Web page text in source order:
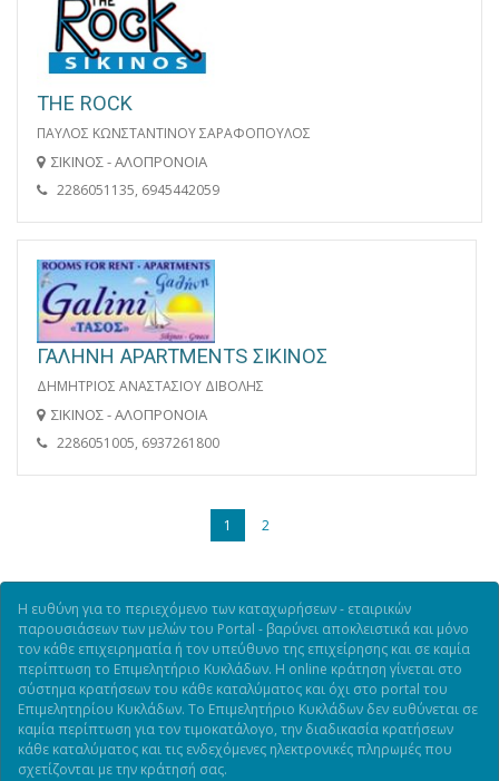
THE ROCK
ΠΑΥΛΟΣ ΚΩΝΣΤΑΝΤΙΝΟΥ ΣΑΡΑΦΟΠΟΥΛΟΣ
ΣΙΚΙΝΟΣ - ΑΛΟΠΡΟΝΟΙΑ
2286051135, 6945442059
ΓΑΛΗΝΗ APARTMENTS ΣΙΚΙΝΟΣ
ΔΗΜΗΤΡΙΟΣ ΑΝΑΣΤΑΣΙΟΥ ΔΙΒΟΛΗΣ
ΣΙΚΙΝΟΣ - ΑΛΟΠΡΟΝΟΙΑ
2286051005, 6937261800
1 2
Η ευθύνη για το περιεχόμενο των καταχωρήσεων - εταιρικών
παρουσιάσεων των μελών του Portal - βαρύνει αποκλειστικά και μόνο
τον κάθε επιχειρηματία ή τον υπεύθυνο της επιχείρησης και σε καμία
περίπτωση το Επιμελητήριο Κυκλάδων. Η online κράτηση γίνεται στο
σύστημα κρατήσεων του κάθε καταλύματος και όχι στο portal του
Επιμελητηρίου Κυκλάδων. Το Επιμελητήριο Κυκλάδων δεν ευθύνεται σε
καμία περίπτωση για τον τιμοκατάλογο, την διαδικασία κρατήσεων
κάθε καταλύματος και τις ενδεχόμενες ηλεκτρονικές πληρωμές που
σχετίζονται με την κράτησή σας.